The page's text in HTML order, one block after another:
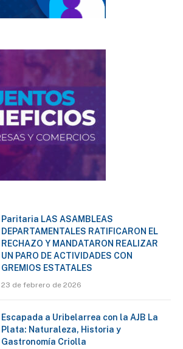
Paritaria LAS ASAMBLEAS
DEPARTAMENTALES RATIFICARON EL
RECHAZO Y MANDATARON REALIZAR
UN PARO DE ACTIVIDADES CON
GREMIOS ESTATALES
23 de febrero de 2026
Escapada a Uribelarrea con la AJB La
Plata: Naturaleza, Historia y
Gastronomía Criolla